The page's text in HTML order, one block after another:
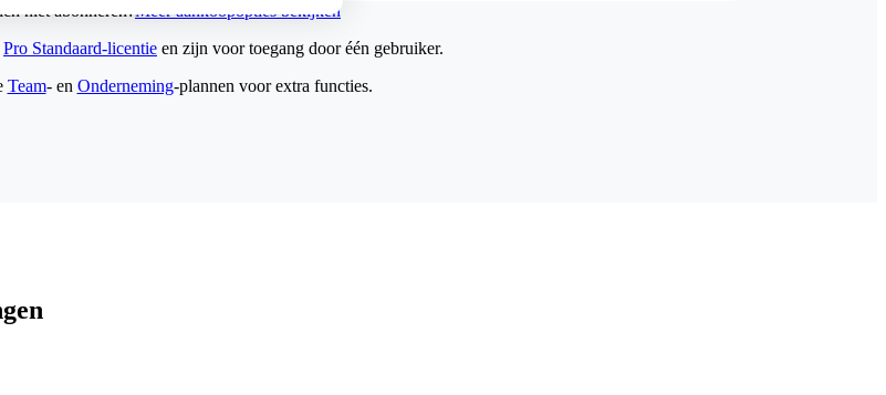
niet abonneren?Meer aankoopopties bekijken
Pro Standaard-licentie en zijn voor toegang door één gebruiker.
Team- en Onderneming-plannen voor extra functies.